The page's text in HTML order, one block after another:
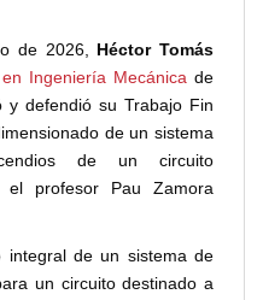
de 2026, Héctor Tomás
Ingeniería Mecánica de
y defendió su Trabajo Fin
de un sistema
de un circuito
el profesor Pau Zamora
integral de un sistema de
un circuito destinado a